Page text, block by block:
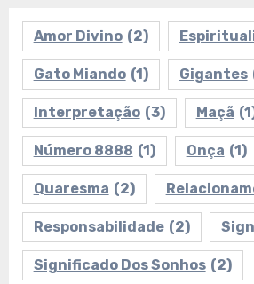
Amor Divino (2)
Gato Miando (1) Gigantes
Interpretação (3) Maçã
Número 8888 (1) Onça (1)
Quaresma (2)
Responsabilidade (2)
Significado Dos Sonhos (2)